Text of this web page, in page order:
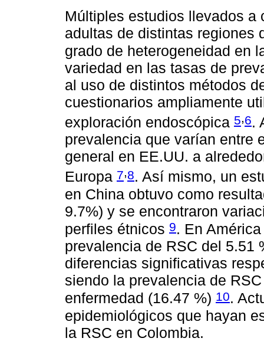
Múltiples estudios llevados a
adultas de distintas regiones
grado de heterogeneidad en
variedad en las tasas de
al uso de distintos métodos
cuestionarios ampliamente
exploración endoscópica 5,6.
prevalencia que varían entre
general en EE.UU. a
Europa 7,8. Así mismo, un
en China obtuvo como
9.7%) y se encontraron
perfiles étnicos 9. En
prevalencia de RSC del 5.51
diferencias significativas
siendo la prevalencia de
enfermedad (16.47 %) 10.
epidemiológicos que hayan
la RSC en Colombia.